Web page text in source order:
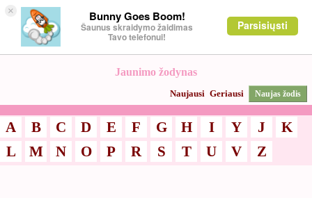
× Bunny Goes Boom!
Šaunus skraidymo žaidimas
Tavo telefonui!
Parsisiųsti
Jaunimo žodynas
Naujausi Geriausi Naujas žodis
A B C D E F G H I Y J
K
L
M N O P R S T U V Z